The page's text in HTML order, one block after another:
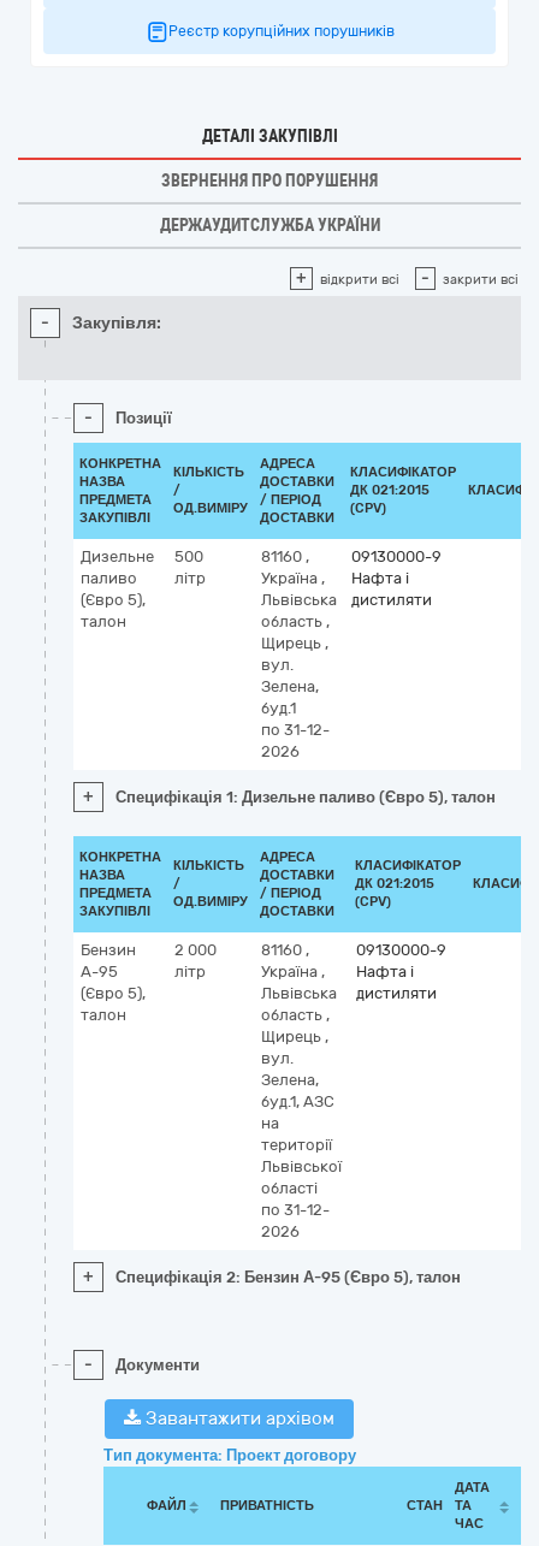
Реєстр корупційних порушників
ДЕТАЛІ ЗАКУПІВЛІ
ЗВЕРНЕННЯ ПРО ПОРУШЕННЯ
ДЕРЖАУДИТСЛУЖБА УКРАЇНИ
+ відкрити всі - закрити всі
- Закупівля:
- Позиції
КОНКРЕТНА
НАЗВА
ПРЕДМЕТА
ЗАКУПІВЛІ
КІЛЬКІСТЬ
/
ОД.ВИМІРУ
АДРЕСА
ДОСТАВКИ
/ ПЕРІОД
ДОСТАВКИ
КЛАСИФІКАТОР
ДК 021:2015
(CPV)
Дизельне
паливо
(Євро 5),
талон
500
літр
81160 ,
Україна ,
Львівська
область ,
Щирець ,
вул.
Зелена,
буд.1
по 31-12-
2026
09130000-9
Нафта і
дистиляти
+ Специфікація 1: Дизельне паливо (Євро 5), талон
КОНКРЕТНА
НАЗВА
ПРЕДМЕТА
ЗАКУПІВЛІ
КІЛЬКІСТЬ
/
ОД.ВИМІРУ
АДРЕСА
ДОСТАВКИ
/ ПЕРІОД
ДОСТАВКИ
КЛАСИФІКАТОР
ДК 021:2015
(CPV)
Бензин
А-95
(Євро 5),
талон
2 000
літр
81160 ,
Україна ,
Львівська
область ,
Щирець ,
вул.
Зелена,
буд.1, АЗС
на
території
Львівської
області
по 31-12-
2026
09130000-9
Нафта і
дистиляти
+ Специфікація 2: Бензин А-95 (Євро 5), талон
- Документи
Завантажити архівом
Тип документа: Проект договору
ФАЙЛ ПРИВАТНІСТЬ СТАН
ДАТА
ТА
ЧАС